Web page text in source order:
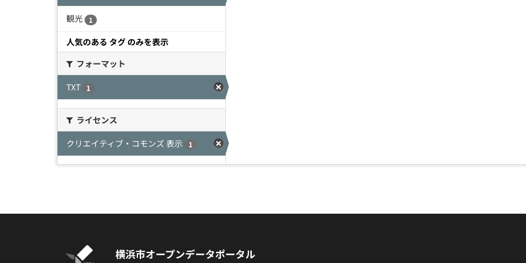
観光 1
人気のある タグ のみを表示
フォーマット
TXT
1
ライセンス
クリエイティブ・コモンズ 表示
1